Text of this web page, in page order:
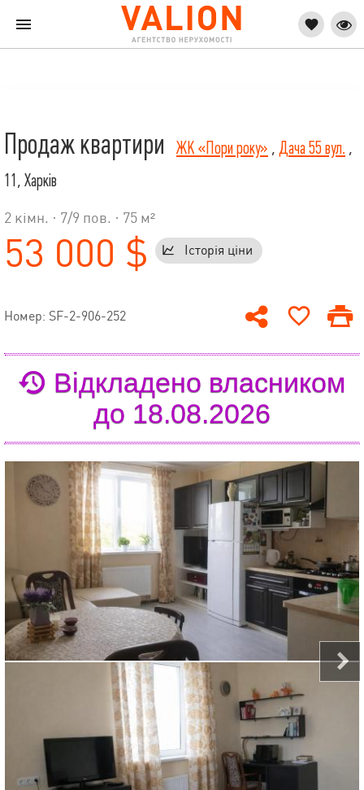
Продаж квартири ЖК «Пори року» , Дача 55 вул. ,
11, Харків
2 кімн. · 7/9 пов. · 75 м²
53 000 $ Історія ціни
Номер: SF-2-906-252
Відкладено власником
до 18.08.2026